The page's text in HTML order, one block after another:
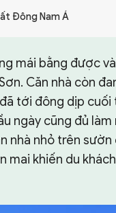
Đông Nam Á
mái bằng được
Căn nhà còn
tới đông dịp cuối
ngày cũng đủ
nhà nhỏ trên sườn
mai khiến du